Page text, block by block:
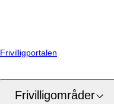
Frivilligportalen
Frivilligområder